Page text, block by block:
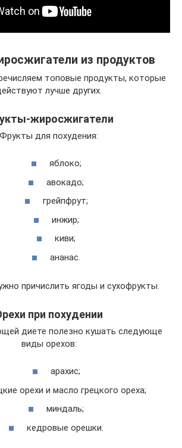
из продуктов
топовые продукты, которые
лучше других.
жиросжигатели
Фрукты для похудения:
яблоко;
авокадо;
грейпфрут;
инжир;
киви;
ананас.
причислить ягоды и сухофрукты.
при похудении
диете полезно кушать следующе
виды орехов:
арахис;
орехи и масло грецкого ореха;
миндаль;
кедровые орешки.